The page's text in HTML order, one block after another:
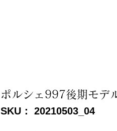
ポルシェ997後期モデ
SKU： 20210503_04